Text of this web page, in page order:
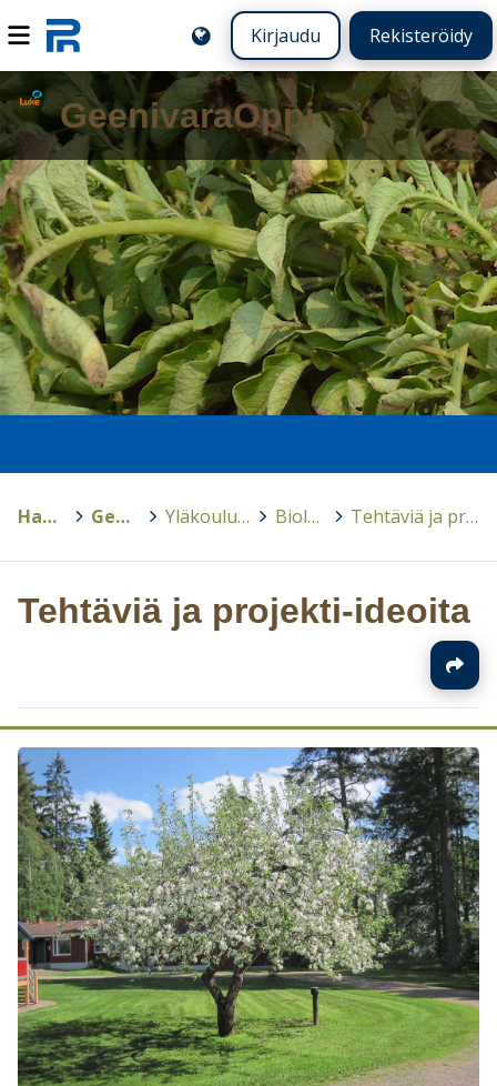
Kirjaudu Rekisteröidy
GeenivaraOppi
Hankkeet > GeenivaraOppi > Yläkoulu: Ilmiöpohjainen oppiminen > Biologia ja maantiede > Tehtäviä ja projekti-ideoita
Tehtäviä ja projekti-ideoita